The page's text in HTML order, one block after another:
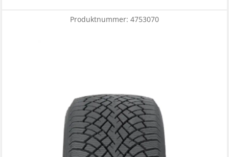
Produktnummer: 4753070